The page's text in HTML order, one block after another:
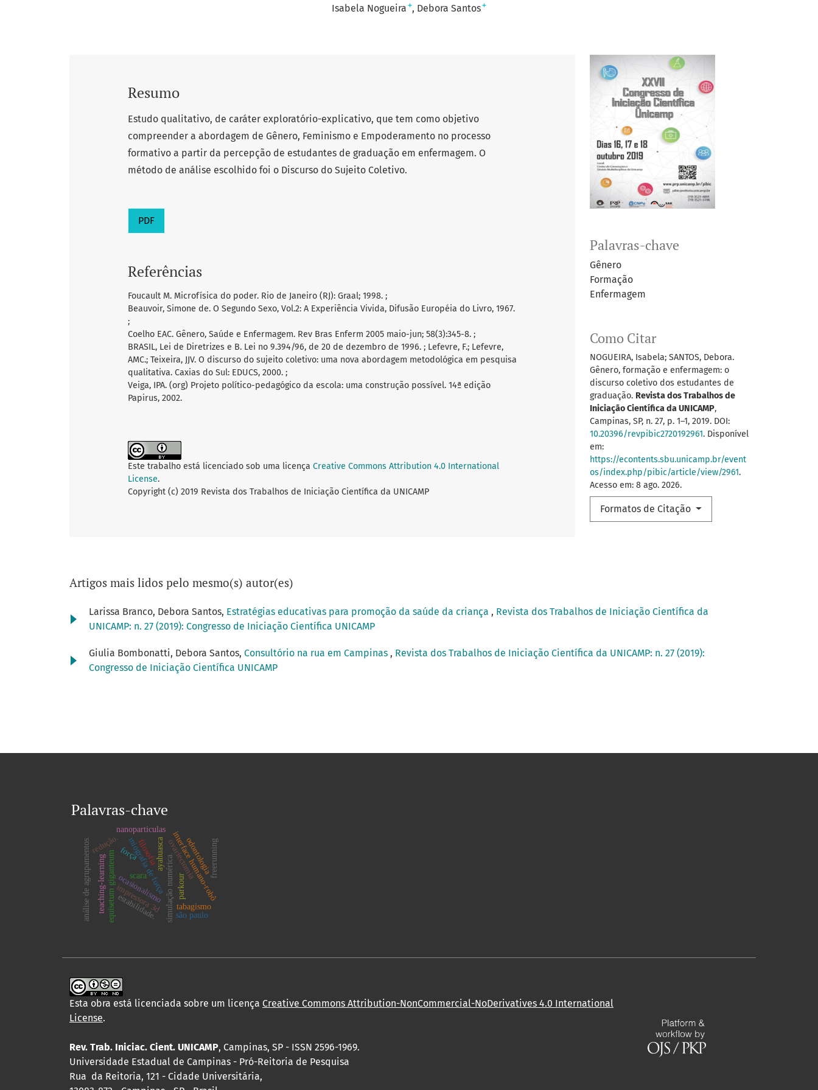
Isabela Nogueira + Debora Santos+
Palavras-chave
Gênero
Formação
Enfermagem
Como Citar
NOGUEIRA, Isabela; SANTOS, Debora.
Gênero, formação e enfermagem: o
discurso coletivo dos estudantes de
graduação. Revista dos Trabalhos de
Iniciação Científica da UNICAMP,
Campinas, SP, n. 27, p. 1–1, 2019. DOI:
10.20396/revpibic2720192961. Disponível
em:
https://econtents.sbu.unicamp.br/event
os/index.php/pibic/article/view/2961.
Acesso em: 8 ago. 2026.
Formatos de Citação
Resumo
Estudo qualitativo, de caráter exploratório-explicativo, que tem como objetivo
compreender a abordagem de Gênero, Feminismo e Empoderamento no processo
formativo a partir da percepção de estudantes de graduação em enfermagem. O
método de análise escolhido foi o Discurso do Sujeito Coletivo.
PDF
Referências
Foucault M. Microfísica do poder. Rio de Janeiro (RJ): Graal; 1998. ;
Beauvoir, Simone de. O Segundo Sexo, Vol.2: A Experiência Vivida, Difusão Européia do Livro, 1967.
;
Coelho EAC. Gênero, Saúde e Enfermagem. Rev Bras Enferm 2005 maio-jun; 58(3):345-8. ;
BRASIL, Lei de Diretrizes e B. Lei no 9.394/96, de 20 de dezembro de 1996. ; Lefevre, F.; Lefevre,
AMC.; Teixeira, JJV. O discurso do sujeito coletivo: uma nova abordagem metodológica em pesquisa
qualitativa. Caxias do Sul: EDUCS, 2000. ;
Veiga, IPA. (org) Projeto político-pedagógico da escola: uma construção possível. 14ª edição
Papirus, 2002.
Este trabalho está licenciado sob uma licença Creative Commons Attribution 4.0 International
License.
Copyright (c) 2019 Revista dos Trabalhos de Iniciação Científica da UNICAMP
Artigos mais lidos pelo mesmo(s) autor(es)
Larissa Branco, Debora Santos, Estratégias educativas para promoção da saúde da criança , Revista dos Trabalhos de Iniciação Científica da
UNICAMP: n. 27 (2019): Congresso de Iniciação Científica UNICAMP
Giulia Bombonatti, Debora Santos, Consultório na rua em Campinas , Revista dos Trabalhos de Iniciação Científica da UNICAMP: n. 27 (2019):
Congresso de Iniciação Científica UNICAMP
Palavras-chave
impressora 3d
scara simulação numérica.
equisetum giganteum ovariectomia
miografia de forçainterface humano-robô
ayahuasca
tabagismo
redução.
ocasionalismo
força odontologia
teaching-learning parkour
freerunning
nanoparticulas
análise de agrupamentos. filosofia
estabilidade. são paulo
Esta obra está licenciada sobre um licença Creative Commons Attribution-NonCommercial-NoDerivatives 4.0 International
License.
Rev. Trab. Iniciac. Cient. UNICAMP, Campinas, SP - ISSN 2596-1969.
Universidade Estadual de Campinas - Pró-Reitoria de Pesquisa
Rua da Reitoria, 121 - Cidade Universitária,